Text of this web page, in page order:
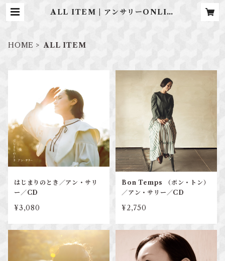
ALL ITEM | アンサリーONLIN
HOME ALL ITEM
はじまりのとき／アン・サリ
ー／CD
¥3,080
Bon Temps （ボン・トン）
／アン・サリー／CD
¥2,750